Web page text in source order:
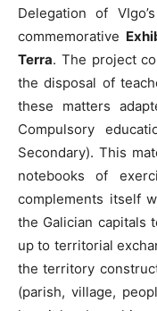
Delegation of
commemorative
Terra. The project
the disposal of
these matters
Compulsory
Secondary). This
notebooks of
complements itself
the Galician capitals
up to territorial
the territory
(parish, village,